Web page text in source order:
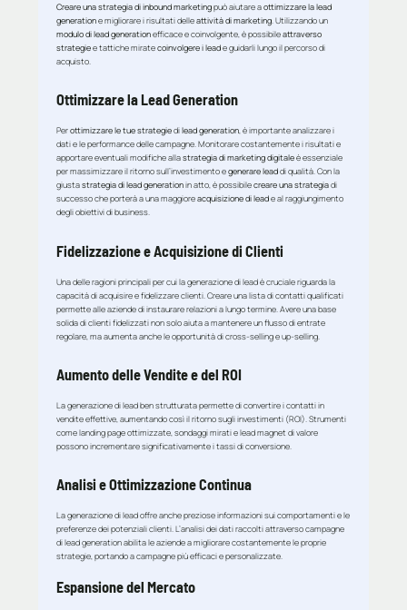
Creare una strategia di inbound marketingpuò aiutare aottimizzare la lead
generatione migliorare i risultati delleattività di marketing. Utilizzando un
modulo di lead generationefficace e coinvolgente, è possibileattraverso
strategiee tattiche miratecoinvolgere i leade guidarli lungo il percorso di
acquisto.
Ottimizzare la Lead Generation
Perottimizzare le tue strategiedilead generation, è importante analizzare i
dati e le performance delle campagne. Monitorare costantemente i risultati e
apportare eventuali modifiche allastrategia di marketing digitaleè essenziale
per massimizzare il ritorno sull’investimento egenerare leaddi qualità. Con la
giustastrategia di lead generationin atto, è possibilecreare una strategiadi
successo che porterà a una maggioreacquisizione di leade al raggiungimento
degli obiettivi di business.
Fidelizzazione e Acquisizione di Clienti
Una delle ragioni principali per cui la generazione di lead è cruciale riguarda la
capacità di acquisire e fidelizzare clienti. Creare una lista di contatti qualificati
permette alle aziende di instaurare relazioni a lungo termine. Avere una base
solida di clienti fidelizzati non solo aiuta a mantenere un flusso di entrate
regolare, ma aumenta anche le opportunità di cross-selling e up-selling.
Aumento delle Vendite e del ROI
La generazione di lead ben strutturata permette di convertire i contatti in
vendite effettive, aumentando così il ritorno sugli investimenti (ROI). Strumenti
come landing page ottimizzate, sondaggi mirati e lead magnet di valore
possono incrementare significativamente i tassi di conversione.
Analisi e Ottimizzazione Continua
La generazione di lead offre anche preziose informazioni sui comportamenti e le
preferenze dei potenziali clienti. L’analisi dei dati raccolti attraverso campagne
di lead generation abilita le aziende a migliorare costantemente le proprie
strategie, portando a campagne più efficaci e personalizzate.
Espansione del Mercato